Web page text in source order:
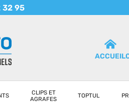
32 95
ACCUEIL
CLIPS ET
AGRAFES
TOPTUL